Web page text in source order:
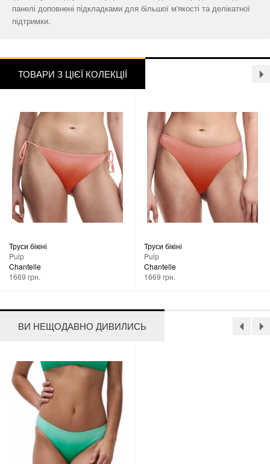
панелі доповнені підкладками для більшої м'якості та делікатної
підтримки.
ТОВАРИ З ЦІЄЇ КОЛЕКЦІЇ
Труси бікіні
Pulp
Chantelle
1669 грн.
Труси бікіні
Pulp
Chantelle
1669 грн.
ВИ НЕЩОДАВНО ДИВИЛИСЬ